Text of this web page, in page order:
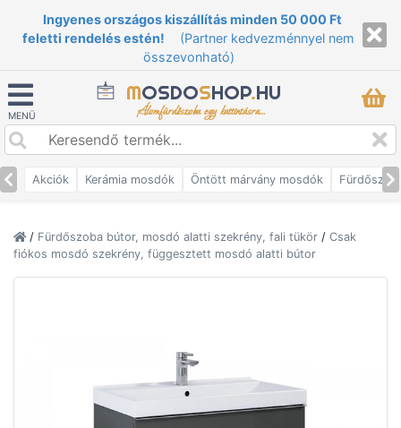
Ingyenes országos kiszállítás minden 50 000 Ft
feletti rendelés estén!
(Partner kedvezménnyel nem
összevonható)
MENÜ
MOSDOSHOP.HU
Álomfürdőszoba egy kattintásra...
Akciók Kerámia mosdók Öntött márvány mosdók
/ Fürdőszoba bútor, mosdó alatti szekrény, fali tükör / Csak
fiókos mosdó szekrény, függesztett mosdó alatti bútor